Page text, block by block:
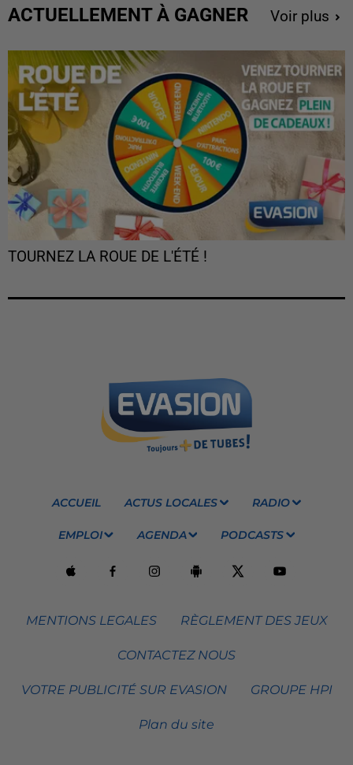
ACTUELLEMENT À GAGNER Voir plus
TOURNEZ LA ROUE DE L'ÉTÉ !
ACCUEIL ACTUS LOCALES RADIO
EMPLOI AGENDA PODCASTS
MENTIONS LEGALES RÈGLEMENT DES JEUX
CONTACTEZ NOUS
VOTRE PUBLICITÉ SUR EVASION GROUPE HPI
Plan du site